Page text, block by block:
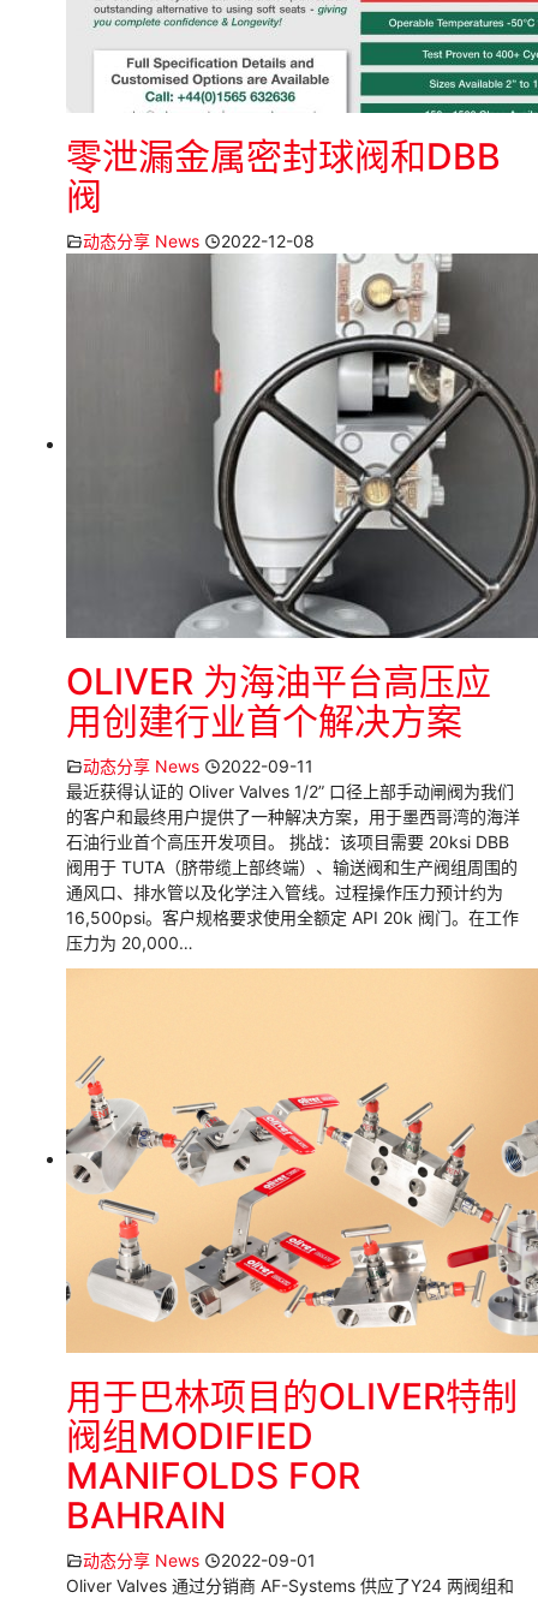
零泄漏金属密封球阀和DBB
阀
动态分享 News 2022-12-08
OLIVER 为海油平台高压应
用创建行业首个解决方案
动态分享 News
2022-09-11
最近获得认证的 Oliver Valves 1/2” 口径上部手动闸阀为我们
的客户和最终用户提供了一种解决方案，用于墨西哥湾的海洋
石油行业首个高压开发项目。 挑战：该项目需要 20ksi DBB
阀用于 TUTA（脐带缆上部终端）、输送阀和生产阀组周围的
通风口、排水管以及化学注入管线。过程操作压力预计约为
16,500psi。客户规格要求使用全额定 API 20k 阀门。在工作
压力为 20,000…
用于巴林项目的OLIVER特制
阀组MODIFIED
MANIFOLDS FOR
BAHRAIN
动态分享 News
2022-09-01
Oliver Valves 通过分销商 AF-Systems 供应了Y24 两阀组和